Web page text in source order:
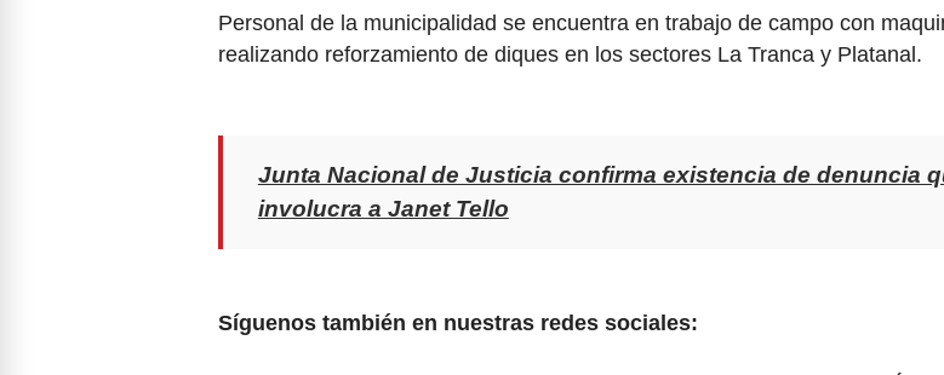
Personal de la municipalidad se encuentra en trabajo de campo con
realizando reforzamiento de diques en los sectores La Tranca y Platanal.
Junta Nacional de Justicia confirma existencia de denuncia
involucra a Janet Tello
Síguenos también en nuestras redes sociales: